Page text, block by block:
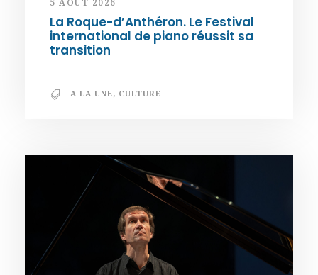
5 AOÛT 2026
La Roque-d’Anthéron. Le Festival
international de piano réussit sa
transition
A LA UNE, CULTURE